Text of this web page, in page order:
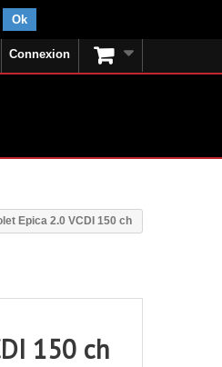
Ok
Connexion
Epica 2.0 VCDI 150 ch
150 ch